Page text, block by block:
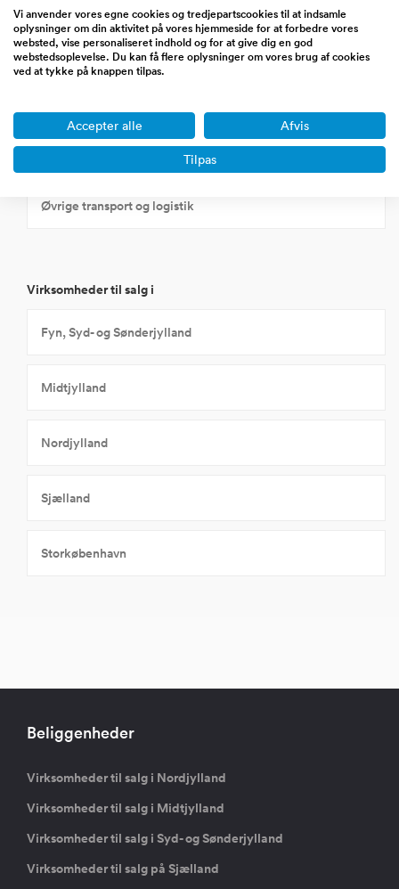
Lager
Transportmiddelindustri
Øvrige transport og logistik
Virksomheder til salg i
Fyn, Syd- og Sønderjylland
Midtjylland
Nordjylland
Sjælland
Storkøbenhavn
Beliggenheder
Virksomheder til salg i Nordjylland
Virksomheder til salg i Midtjylland
Virksomheder til salg i Syd- og Sønderjylland
Virksomheder til salg på Sjælland
Vi anvender vores egne cookies og tredjepartscookies til at indsamle
oplysninger om din aktivitet på vores hjemmeside for at forbedre vores
websted, vise personaliseret indhold og for at give dig en god
webstedsoplevelse. Du kan få flere oplysninger om vores brug af cookies
ved at tykke på knappen tilpas.
Accepter alle Afvis
Tilpas